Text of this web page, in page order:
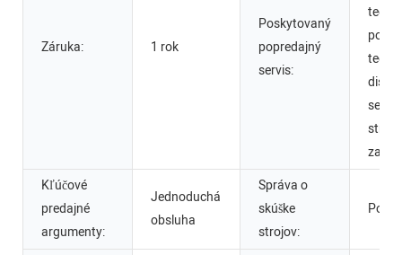
Záruka: 1 rok
Poskytovaný
popredajný
servis:
servis
Kľúčové
predajné
argumenty:
Jednoduchá
obsluha
Správa o
skúške
strojov: